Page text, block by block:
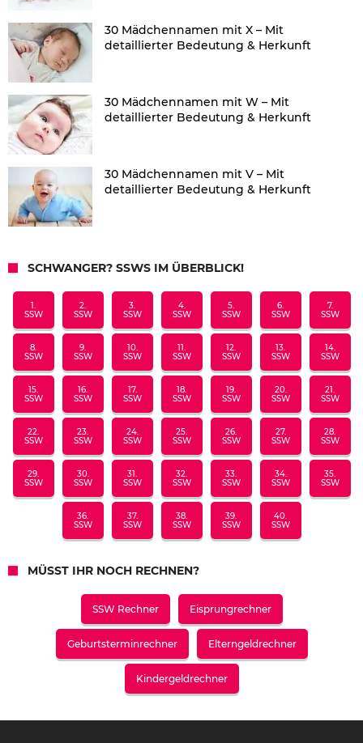
30 Mädchennamen mit X – Mit
detaillierter Bedeutung & Herkunft
30 Mädchennamen mit W – Mit
detaillierter Bedeutung & Herkunft
30 Mädchennamen mit V – Mit
detaillierter Bedeutung & Herkunft
SCHWANGER? SSWS IM ÜBERBLICK!
1.
SSW
2.
SSW
3.
SSW
4.
SSW
5.
SSW
6.
SSW
7.
SSW
8.
SSW
9.
SSW
10.
SSW
11.
SSW
12.
SSW
13.
SSW
14.
SSW
15.
SSW
16.
SSW
17.
SSW
18.
SSW
19.
SSW
20.
SSW
21.
SSW
22.
SSW
23.
SSW
24.
SSW
25.
SSW
26.
SSW
27.
SSW
28.
SSW
29.
SSW
30.
SSW
31.
SSW
32.
SSW
33.
SSW
34.
SSW
35.
SSW
36.
SSW
37.
SSW
38.
SSW
39.
SSW
40.
SSW
MÜSST IHR NOCH RECHNEN?
SSW Rechner Eisprungrechner
Geburtsterminrechner Elterngeldrechner
Kindergeldrechner